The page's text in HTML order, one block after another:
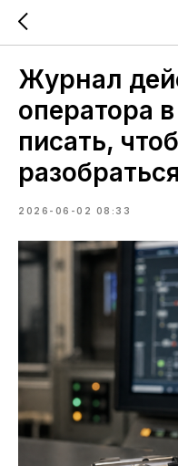
Журнал
оператора
писать,
разобраться
2026-06-02 08:33